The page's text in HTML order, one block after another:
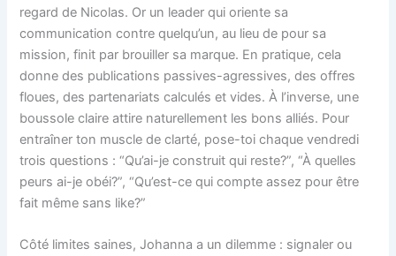
regard de Nicolas. Or un leader qui oriente sa
communication contre quelqu’un, au lieu de pour sa
mission, finit par brouiller sa marque. En pratique, cela
donne des publications passives-agressives, des offres
floues, des partenariats calculés et vides. À l’inverse, une
boussole claire attire naturellement les bons alliés. Pour
entraîner ton muscle de clarté, pose-toi chaque vendredi
trois questions : “Qu’ai-je construit qui reste?”, “À quelles
peurs ai-je obéi?”, “Qu’est-ce qui compte assez pour être
fait même sans like?”
Côté limites saines, Johanna a un dilemme : signaler ou